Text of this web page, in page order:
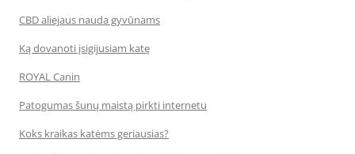
CBD aliejaus nauda gyvūnams
Ką dovanoti įsigijusiam katę
ROYAL Canin
Patogumas šunų maistą pirkti internetu
Koks kraikas katėms geriausias?